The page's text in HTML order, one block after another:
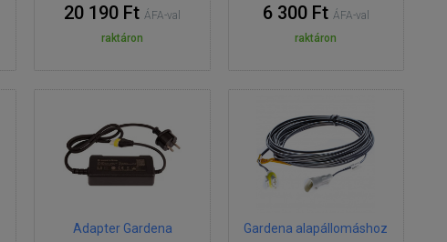
20 190 FtÁFA-val
raktáron
6 300 Ft ÁFA-val
raktáron
Adapter Gardena
Gardena alapállomáshoz